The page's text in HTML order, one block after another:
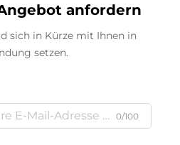
anfordern
sich in Kürze mit Ihnen in
setzen.
0/100